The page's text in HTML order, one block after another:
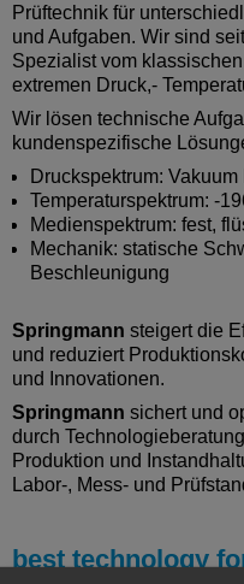
Prüftechnik für
und Aufgaben. Wir sind
Spezialist vom
extremen Druck,-
Wir lösen technische
kundenspezifische
Druckspektrum:
Temperaturspektrum: -
Medienspektrum: fest,
Mechanik: statische
Beschleunigung
Springmann steigert die
und reduziert
und Innovationen.
Springmann sichert und
durch
Produktion und
Labor-, Mess- und
best technology